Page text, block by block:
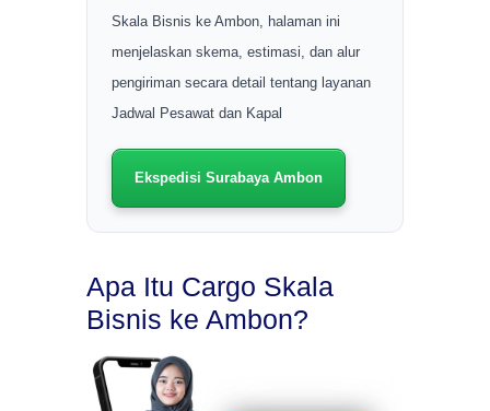
Skala Bisnis ke Ambon, halaman ini
menjelaskan skema, estimasi, dan alur
pengiriman secara detail tentang layanan
Jadwal Pesawat dan Kapal
Ekspedisi Surabaya Ambon
Apa Itu Cargo Skala
Bisnis ke Ambon?